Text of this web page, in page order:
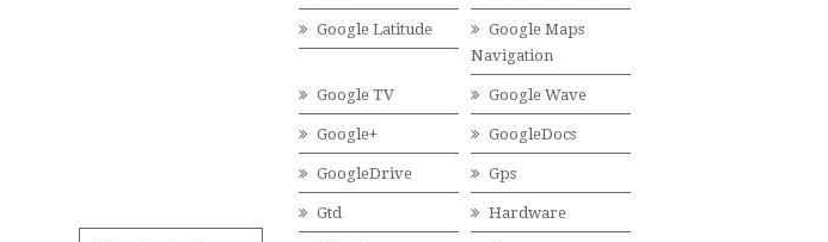
Google Latitude
Google Maps
Navigation
Google TV Google Wave
Google+ GoogleDocs
GoogleDrive Gps
Gtd Hardware